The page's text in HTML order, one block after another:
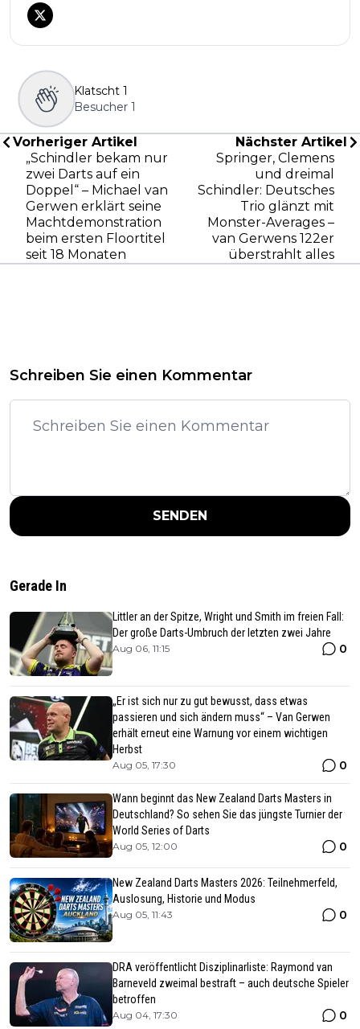
Klatscht 1
Besucher 1
Vorheriger Artikel
„Schindler bekam nur
zwei Darts auf ein
Doppel“ – Michael van
Gerwen erklärt seine
Machtdemonstration
beim ersten Floortitel
seit 18 Monaten
Nächster Artikel
Springer, Clemens
und dreimal
Schindler: Deutsches
Trio glänzt mit
Monster-Averages –
van Gerwens 122er
überstrahlt alles
Schreiben Sie einen Kommentar
SENDEN
Gerade In
Littler an der Spitze, Wright und Smith im freien Fall:
Der große Darts-Umbruch der letzten zwei Jahre
Aug 06, 11:15 0
„Er ist sich nur zu gut bewusst, dass etwas
passieren und sich ändern muss“ – Van Gerwen
erhält erneut eine Warnung vor einem wichtigen
Herbst
Aug 05, 17:30 0
Wann beginnt das New Zealand Darts Masters in
Deutschland? So sehen Sie das jüngste Turnier der
World Series of Darts
Aug 05, 12:00 0
New Zealand Darts Masters 2026: Teilnehmerfeld,
Auslosung, Historie und Modus
Aug 05, 11:43 0
DRA veröffentlicht Disziplinarliste: Raymond van
Barneveld zweimal bestraft – auch deutsche Spieler
betroffen
Aug 04, 17:30 0